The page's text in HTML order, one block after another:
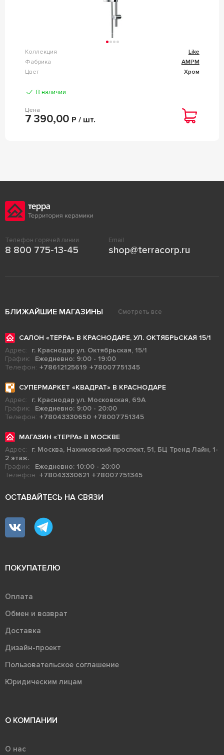
Коллекция
Like
Фабрика
AMPM
Цвет
Хром
В наличии
Цена
7 390,00 Р / шт.
Телефон горячей линии
8 800 775-13-45
Email
shop@terracorp.ru
БЛИЖАЙШИЕ МАГАЗИНЫ Смотреть все
САЛОН «ТЕРРА» В КРАСНОДАРЕ, УЛ. ОКТЯБРЬСКАЯ 15/1
Адрес:
г. Краснодар ул. Октябрьская, 15/1
График:
Ежедневно: 9:00 - 19:00
Телефон: +78612125619 +78007751345
СУПЕРМАРКЕТ «КВАДРАТ» В КРАСНОДАРЕ
Адрес:
г. Краснодар ул. Московская, 69А
График:
Ежедневно: 9:00 - 20:00
Телефон: +78043330650 +78007751345
МАГАЗИН «ТЕРРА» В МОСКВЕ
Адрес:
г. Москва, Нахимовский проспект, 51, БЦ Тренд Лайн, 1-
2 этаж.
График:
Ежедневно: 10:00 - 20:00
Телефон: +78043330621 +78007751345
ОСТАВАЙТЕСЬ НА СВЯЗИ
ПОКУПАТЕЛЮ
Оплата
Обмен и возврат
Доставка
Дизайн-проект
Пользовательское соглашение
Юридическим лицам
О КОМПАНИИ
О нас